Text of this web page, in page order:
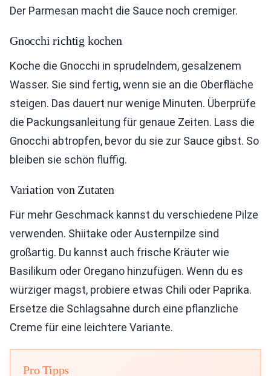
Der Parmesan macht die Sauce noch cremiger.
Gnocchi richtig kochen
Koche die Gnocchi in sprudelndem, gesalzenem
Wasser. Sie sind fertig, wenn sie an die Oberfläche
steigen. Das dauert nur wenige Minuten. Überprüfe
die Packungsanleitung für genaue Zeiten. Lass die
Gnocchi abtropfen, bevor du sie zur Sauce gibst. So
bleiben sie schön fluffig.
Variation von Zutaten
Für mehr Geschmack kannst du verschiedene Pilze
verwenden. Shiitake oder Austernpilze sind
großartig. Du kannst auch frische Kräuter wie
Basilikum oder Oregano hinzufügen. Wenn du es
würziger magst, probiere etwas Chili oder Paprika.
Ersetze die Schlagsahne durch eine pflanzliche
Creme für eine leichtere Variante.
Pro Tipps